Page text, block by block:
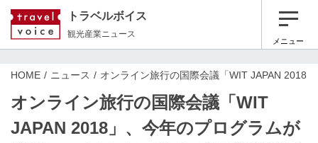
トラベルボイス
観光産業ニュース
メニュー
HOME ニュース オンライン旅行の国際会議「WIT JAPAN 2018
オンライン旅行の国際会議「WIT
JAPAN 2018」、今年のプログラムが